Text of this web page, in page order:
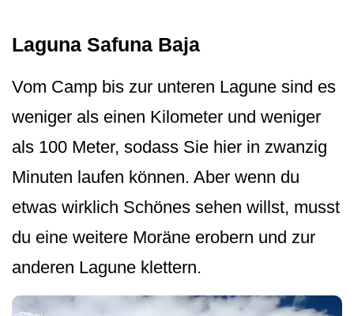
Laguna Safuna Baja
Vom Camp bis zur unteren Lagune sind es
weniger als einen Kilometer und weniger
als 100 Meter, sodass Sie hier in zwanzig
Minuten laufen können. Aber wenn du
etwas wirklich Schönes sehen willst, musst
du eine weitere Moräne erobern und zur
anderen Lagune klettern.